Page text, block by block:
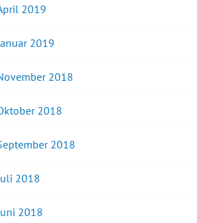
2019
2019
2018
2018
2018
2018
2018